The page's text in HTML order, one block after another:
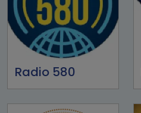
Radio 580